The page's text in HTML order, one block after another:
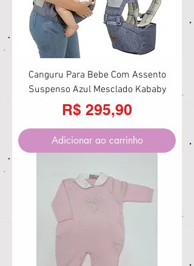
Canguru Para Bebe Com Assento
Suspenso Azul Mesclado Kababy
Preço
R$ 295,90
Adicionar ao carrinho